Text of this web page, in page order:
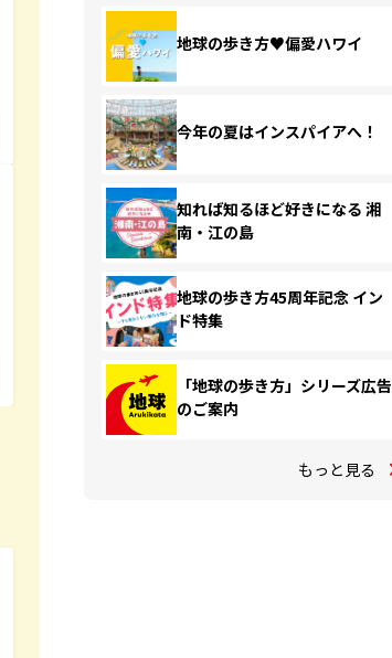
地球の歩き方♥偏愛ハワイ
今年の夏はインスパイアへ！
知れば知るほど好きになる 湘
南・江の島
地球の歩き方45周年記念 イン
ド特集
「地球の歩き方」シリーズ広告
のご案内
もっと見る